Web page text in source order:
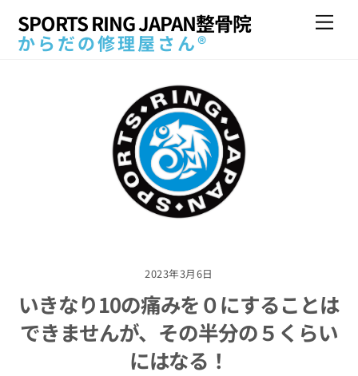
SPORTS RING JAPAN整骨院
からだの修理屋さん®
2023年3月6日
いきなり10の痛みを０にすることは
できませんが、その半分の５くらい
にはなる！